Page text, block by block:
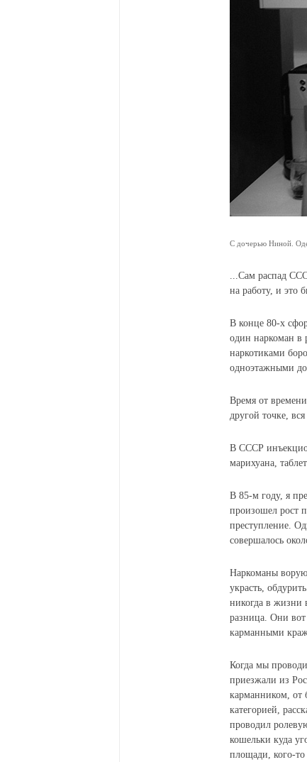
С дочерью Ниной.
...Сам распад
на работу, и это
В конце 80-х
один наркоман в
наркотиками
одноэтажными
Время от
другой точке,
В СССР
марихуана,
В 85-м году, я
произошел рост
преступление.
совершалось
Наркоманы
украсть,
никогда в жизни
разница. Они вот
карманными
Когда мы
приезжали из
карманником, от
категорией,
проводил
кошельки куда
площади, кого-то